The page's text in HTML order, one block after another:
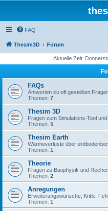
FAQ
Thesim3D Forum
Aktuelle Zeit:
FAQs
Antworten zu oft gestellten
Themen: 7
Thesim 3D
Fragen zum Simulations-Tool
Themen: 5
Thesim Earth
Wärmeverluste über
Themen: 1
Theorie
Fragen zu Bauphysik und
Themen: 2
Anregungen
Erweiterungswünsche, Kritik,
Themen: 1